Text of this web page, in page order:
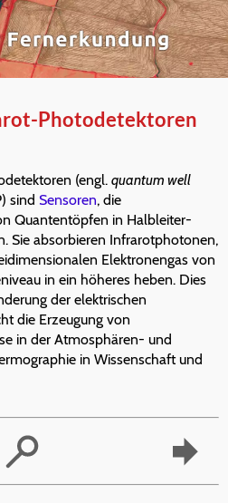
Photodetektoren
(engl. quantum well
sind Sensoren, die
Quantentöpfen in Halbleiter-
Sie absorbieren Infrarotphotonen,
Elektronengas von
in ein höheres heben. Dies
der elektrischen
die Erzeugung von
in der Atmosphären- und
in Wissenschaft und